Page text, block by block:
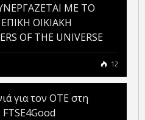
ΜΕ ΤΟ
ΟΙΚΙΑΚΗ
OF THE UNIVERSE
12
για τον ΟΤΕ στη